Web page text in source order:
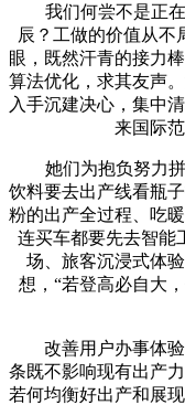
我们何尝不是正在
辰？工做的价值从不
眼，既然汗青的接力
算法优化，求其友声
入手沉建决心，集中
来国际
她们为抱负努力拼
饮料要去出产线看瓶
粉的出产全过程、吃
连买车都要先去智
场、旅客沉浸式体
想，“若登高必自大
改善用户办事体验
条既不影响现有出产
若何均衡好出产和展